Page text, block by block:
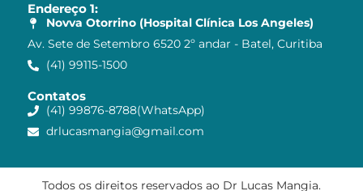
Endereço 1:
Novva Otorrino (Hospital Clínica Los Angeles)
Av. Sete de Setembro 6520 2º andar - Batel, Curitiba
(41) 99115-1500
Contatos
(41) 99876-8788(WhatsApp)
drlucasmangia@gmail.com
Todos os direitos reservados ao Dr Lucas Mangia.